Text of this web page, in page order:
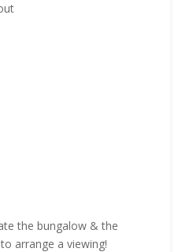
the bungalow & the
arrange a viewing!